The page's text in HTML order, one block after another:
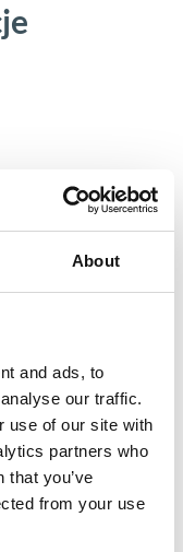
About
and ads, to
our traffic.
use of our site with
partners who
that you’ve
from your use
i
lub
z
kilka